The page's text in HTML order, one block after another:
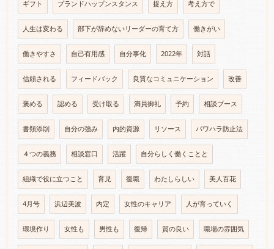
ギフト プランドハップンスタンス 捉え方 考え方で
人生は変わる 部下が辞めないリーダーの育て方 働きがい
働きやすさ 自己有用感 自分事化 2022年 対話
信頼される フィードバック 良質なコミュニケーション 改善
褒める 認める 受け取る 満員御礼 予約 相談ブース
書類添削 自分の強み 内的資源 リソース パワハラ防止法
４つの義務 相談窓口 活躍 自分らしく働くことと
組織で役に立つこと 育児 復職 わたしらしい 美人百花
4月号 浜辺美波 内定 女性のキャリア 人が育っていく
環境作り 女性も 男性も 復帰 質の良い 職場の雰囲気